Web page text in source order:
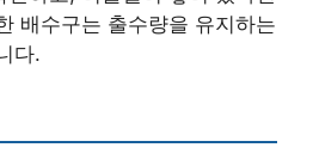
배수구는 출수량을 유지하는
다.